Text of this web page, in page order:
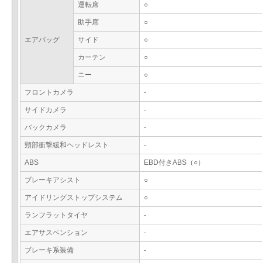
エアバッグ
運転席 ○
助手席 ○
サイド ○
カーテン ○
ニー ○
フロントカメラ -
サイドカメラ -
バックカメラ -
頸部衝撃緩和ヘッドレスト -
ABS EBD付きABS（○）
ブレーキアシスト ○
アイドリングストップシステム ○
ランフラットタイヤ -
エアサスペンション -
ブレーキ系装備 -